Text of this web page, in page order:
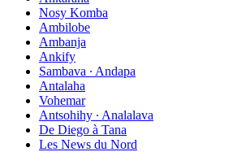
Nosy Komba
Ambilobe
Ambanja
Ankify
Sambava ∙ Andapa
Antalaha
Vohemar
Antsohihy ∙ Analalava
De Diego à Tana
Les News du Nord